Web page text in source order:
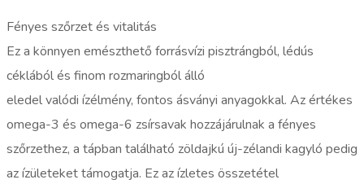
Fényes szőrzet és vitalitás
Ez a könnyen emészthető forrásvízi pisztrángból, lédús
céklából és finom rozmaringból álló
eledel valódi ízélmény, fontos ásványi anyagokkal. Az értékes
omega-3 és omega-6 zsírsavak hozzájárulnak a fényes
szőrzethez, a tápban található zöldajkú új-zélandi kagyló pedig
az ízületeket támogatja. Ez az ízletes összetétel